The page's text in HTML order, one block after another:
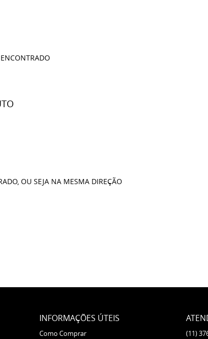
OU SEJA NA MESMA DIREÇÃO
INFORMAÇÕES ÚTEIS
Como Comprar (11)